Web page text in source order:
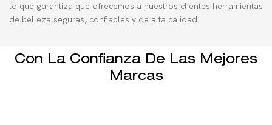
lo que garantiza que ofrecemos a nuestros clientes herramientas
de belleza seguras, confiables y de alta calidad.
Con La Confianza De Las Mejores
Marcas